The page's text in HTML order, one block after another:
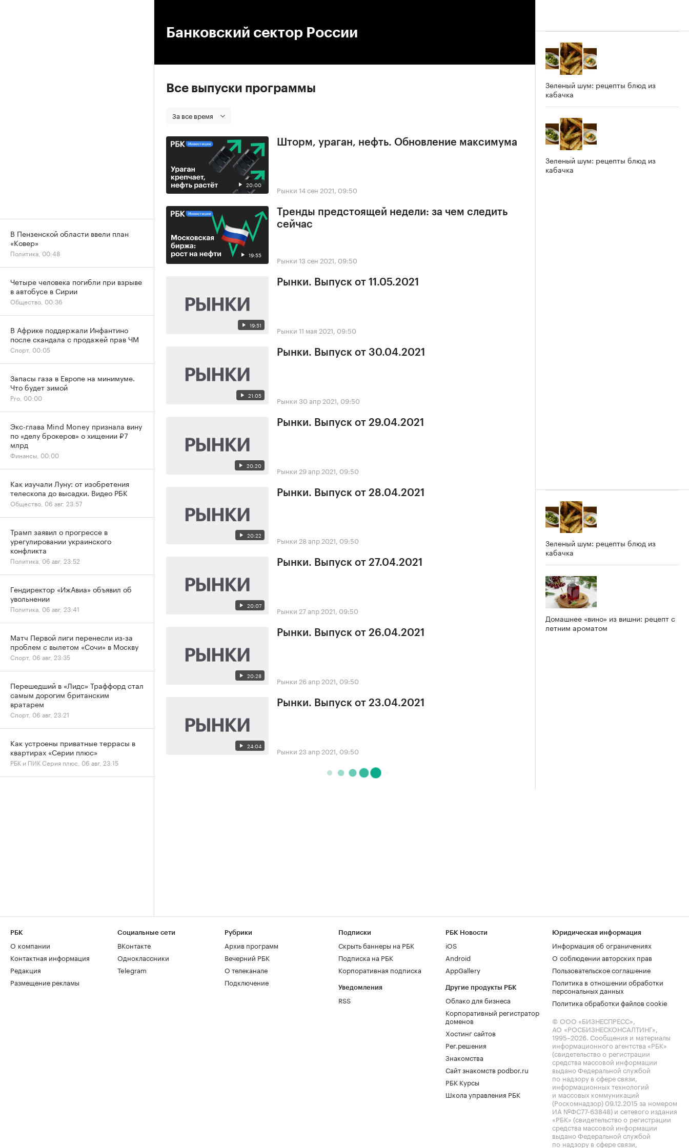
Банковский сектор России
Все выпуски программы
За все время
20:00
Шторм, ураган, нефть. Обновление максимума
Рынки 14 сен 2021, 09:50
19:55
Тренды предстоящей недели: за чем следить
сейчас
Рынки 13 сен 2021, 09:50
19:51
Рынки. Выпуск от 11.05.2021
Рынки 11 мая 2021, 09:50
21:05
Рынки. Выпуск от 30.04.2021
Рынки 30 апр 2021, 09:50
20:20
Рынки. Выпуск от 29.04.2021
Рынки 29 апр 2021, 09:50
20:22
Рынки. Выпуск от 28.04.2021
Рынки 28 апр 2021, 09:50
20:07
Рынки. Выпуск от 27.04.2021
Рынки 27 апр 2021, 09:50
20:28
Рынки. Выпуск от 26.04.2021
Рынки 26 апр 2021, 09:50
24:04
Рынки. Выпуск от 23.04.2021
Рынки 23 апр 2021, 09:50
Зеленый шум: рецепты блюд из
кабачка
Зеленый шум: рецепты блюд из
кабачка
Зеленый шум: рецепты блюд из
кабачка
Домашнее «вино» из вишни: рецепт с
летним ароматом
В Пензенской области ввели план
«Ковер»
Политика, 00:48
Четыре человека погибли при взрыве
в автобусе в Сирии
Общество, 00:36
В Африке поддержали Инфантино
после скандала с продажей прав ЧМ
Спорт, 00:05
Запасы газа в Европе на минимуме.
Что будет зимой
Pro, 00:00
Экс-глава Mind Money признала вину
по «делу брокеров» о хищении ₽7
млрд
Финансы, 00:00
Как изучали Луну: от изобретения
телескопа до высадки. Видео РБК
Общество, 06 авг, 23:57
Трамп заявил о прогрессе в
урегулировании украинского
конфликта
Политика, 06 авг, 23:52
Гендиректор «ИжАвиа» объявил об
увольнении
Политика, 06 авг, 23:41
Матч Первой лиги перенесли из-за
проблем с вылетом «Сочи» в Москву
Спорт, 06 авг, 23:35
Перешедший в «Лидс» Траффорд стал
самым дорогим британским
вратарем
Спорт, 06 авг, 23:21
Как устроены приватные террасы в
квартирах «Серии плюс»
РБК и ПИК Серия плюс, 06 авг, 23:15
РБК
О компании
Контактная информация
Редакция
Размещение рекламы
Социальные сети
ВКонтакте
Одноклассники
Telegram
Рубрики
Архив программ
Вечерний РБК
О телеканале
Подключение
Подписки
Скрыть баннеры на РБК
Подписка на РБК
Корпоративная подписка
Уведомления
RSS
РБК Новости
iOS
Android
AppGallery
Другие продукты РБК
Облако для бизнеса
Корпоративный регистратор
доменов
Хостинг сайтов
Рег.решения
Знакомства
Сайт знакомств podbor.ru
РБК Курсы
Школа управления РБК
Юридическая информация
Информация об ограничениях
О соблюдении авторских прав
Пользовательское соглашение
Политика в отношении обработки
персональных данных
Политика обработки файлов cookie
© ООО «БИЗНЕСПРЕСС»,
АО «РОСБИЗНЕСКОНСАЛТИНГ»,
1995–2026. Сообщения и материалы
информационного агентства «РБК»
(свидетельство о регистрации
средства массовой информации
выдано Федеральной службой
по надзору в сфере связи,
информационных технологий
и массовых коммуникаций
(Роскомнадзор) 09.12.2015 за номером
ИА №ФС77-63848) и сетевого издания
«РБК» (свидетельство о регистрации
средства массовой информации
выдано Федеральной службой
по надзору в сфере связи,